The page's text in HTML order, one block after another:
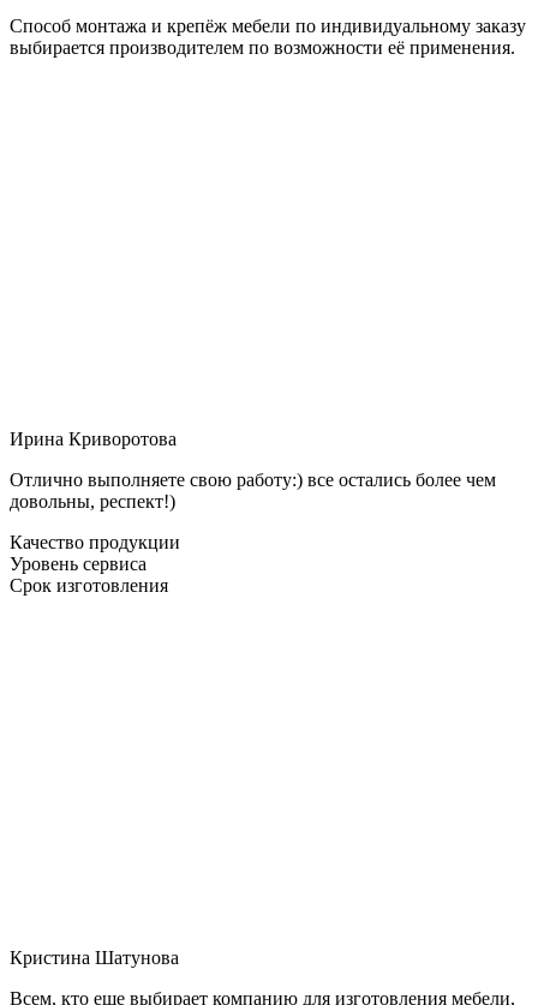
Способ монтажа и крепёж мебели по индивидуальному заказу
выбирается производителем по возможности её применения.
Ирина Криворотова
Отлично выполняете свою работу:) все остались более чем
довольны, респект!)
Качество продукции
Уровень сервиса
Срок изготовления
Кристина Шатунова
Всем, кто еще выбирает компанию для изготовления мебели,